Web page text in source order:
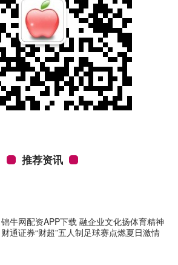
推荐资讯
锦牛网配资APP下载 融企业文化扬体育精神
财通证券“财超”五人制足球赛点燃夏日激情